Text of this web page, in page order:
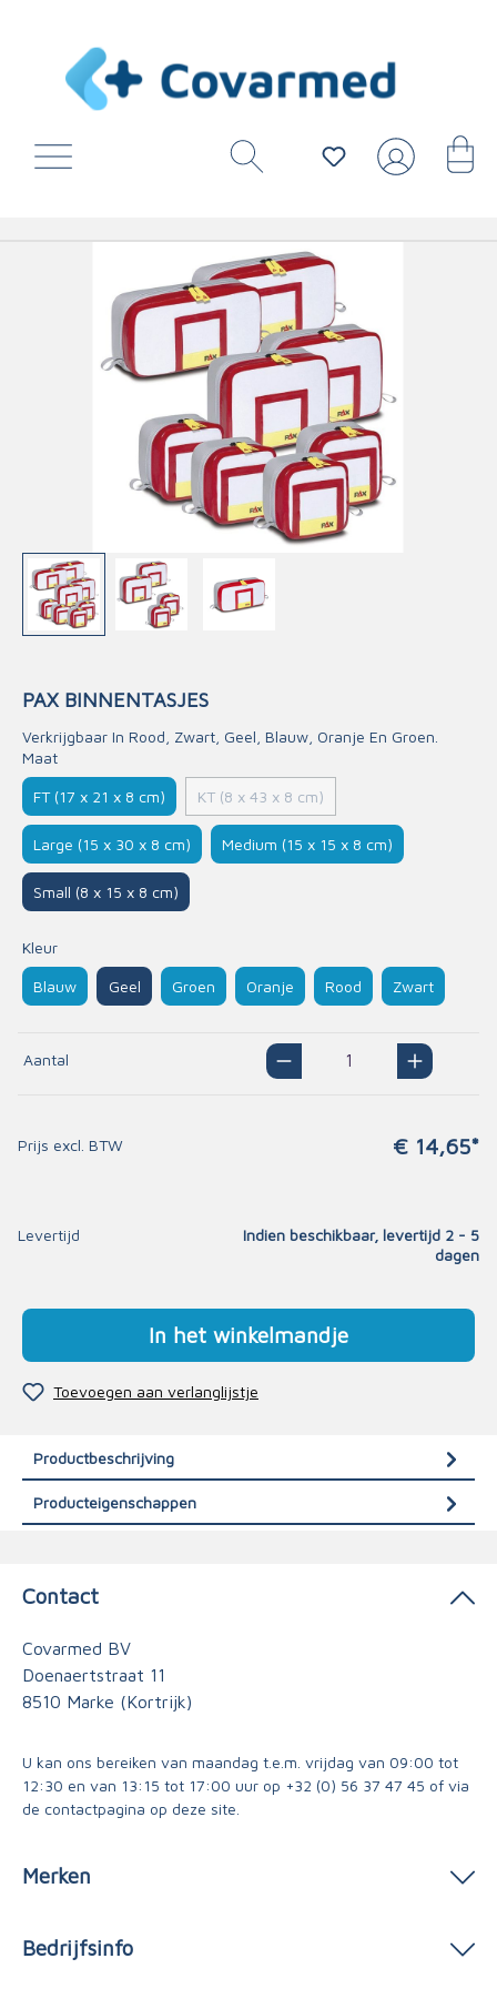
PAX BINNENTASJES
Verkrijgbaar In Rood, Zwart, Geel, Blauw, Oranje En Groen.
Maat
FT (17 x 21 x 8 cm) KT (8 x 43 x 8 cm)
Large (15 x 30 x 8 cm) Medium (15 x 15 x 8 cm)
Small (8 x 15 x 8 cm)
Kleur
Blauw Geel Groen Oranje Rood Zwart
Aantal
Prijs excl. BTW € 14,65*
Levertijd
Indien beschikbaar, levertijd 2 - 5
dagen
In het winkelmandje
Toevoegen aan verlanglijstje
Productbeschrijving
Producteigenschappen
Contact
Covarmed BV
Doenaertstraat 11
8510 Marke (Kortrijk)
U kan ons bereiken van maandag t.e.m. vrijdag van 09:00 tot
12:30 en van 13:15 tot 17:00 uur op +32 (0) 56 37 47 45 of via
de contactpagina op deze site.
Merken
Bedrijfsinfo